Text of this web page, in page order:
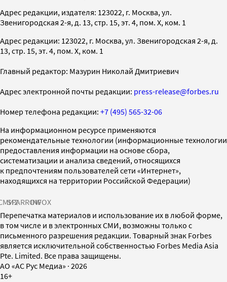
Адрес редакции, издателя: 123022, г. Москва, ул.
Звенигородская 2-я, д. 13, стр. 15, эт. 4, пом. X, ком. 1
Адрес редакции: 123022, г. Москва, ул. Звенигородская 2-я, д.
13, стр. 15, эт. 4, пом. X, ком. 1
Главный редактор: Мазурин Николай Дмитриевич
Адрес электронной почты редакции: press-release@forbes.ru
Номер телефона редакции: +7 (495) 565-32-06
На информационном ресурсе применяются
рекомендательные технологии (информационные технологии
предоставления информации на основе сбора,
систематизации и анализа сведений, относящихся
к предпочтениям пользователей сети «Интернет»,
находящихся на территории Российской Федерации)
SPARROWINFOX
Перепечатка материалов и использование их в любой форме,
в том числе и в электронных СМИ, возможны только с
письменного разрешения редакции. Товарный знак Forbes
является исключительной собственностью Forbes Media Asia
Pte. Limited. Все права защищены.
AO «АС Рус Медиа» · 2026
16+